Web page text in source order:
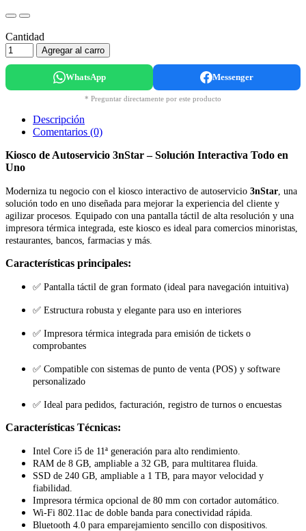
Cantidad
Agregar al carro
WhatsApp Messenger
* Preguntar directamente por este producto
Descripción
Comentarios (0)
Kiosco de Autoservicio 3nStar – Solución Interactiva Todo en
Uno
Moderniza tu negocio con el kiosco interactivo de autoservicio 3nStar , una
solución todo en uno diseñada para mejorar la experiencia del cliente y
agilizar procesos. Equipado con una pantalla táctil de alta resolución y una
impresora térmica integrada, este kiosco es ideal para comercios minoristas,
restaurantes, bancos, farmacias y más.
Características principales:
✅ Pantalla táctil de gran formato (ideal para navegación intuitiva)
✅ Estructura robusta y elegante para uso en interiores
✅ Impresora térmica integrada para emisión de tickets o
comprobantes
✅ Compatible con sistemas de punto de venta (POS) y software
personalizado
✅ Ideal para pedidos, facturación, registro de turnos o encuestas
Características Técnicas:
Intel Core i5 de 11ª generación para alto rendimiento.
RAM de 8 GB, ampliable a 32 GB, para multitarea fluida.
SSD de 240 GB, ampliable a 1 TB, para mayor velocidad y
fiabilidad.
Impresora térmica opcional de 80 mm con cortador automático.
Wi-Fi 802.11ac de doble banda para conectividad rápida.
Bluetooth 4.0 para emparejamiento sencillo con dispositivos.